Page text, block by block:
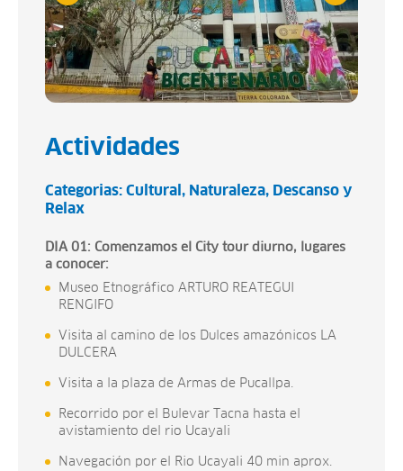
Actividades
Categorias: Cultural Naturaleza
Descanso y
Relax
DIA 01: Comenzamos el City tour diurno, lugares
a conocer:
Museo Etnográfico ARTURO REATEGUI
RENGIFO
Visita al camino de los Dulces amazónicos LA
DULCERA
Visita a la plaza de Armas de Pucallpa.
Recorrido por el Bulevar Tacna hasta el
avistamiento del rio Ucayali
Navegación por el Rio Ucayali 40 min aprox.